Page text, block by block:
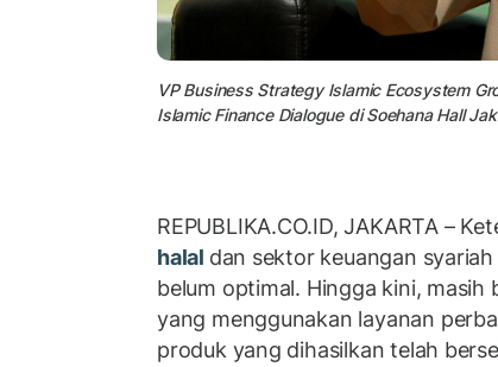
VP Business Strategy Islamic Ecosystem
Islamic Finance Dialogue di Soehana Hall
REPUBLIKA.CO.ID, JAKARTA –
halal dan sektor keuangan
belum optimal. Hingga kini, masih
yang menggunakan layanan
produk yang dihasilkan telah